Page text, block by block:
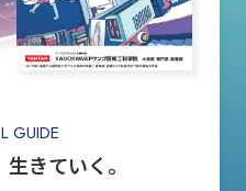
GUIDE
きていく。